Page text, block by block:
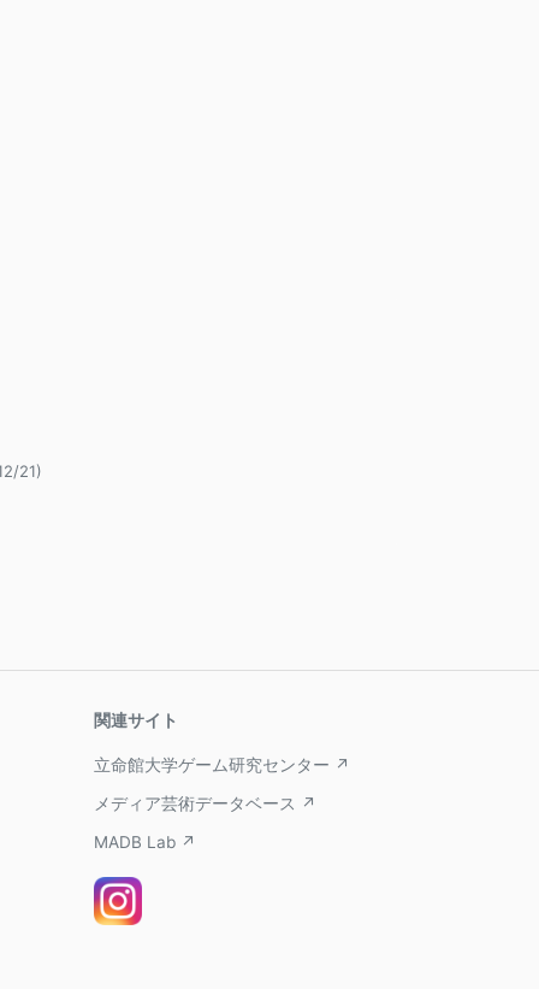
21)
関連サイト
立命館大学ゲーム研究センター ↗
メディア芸術データベース ↗
MADB Lab ↗